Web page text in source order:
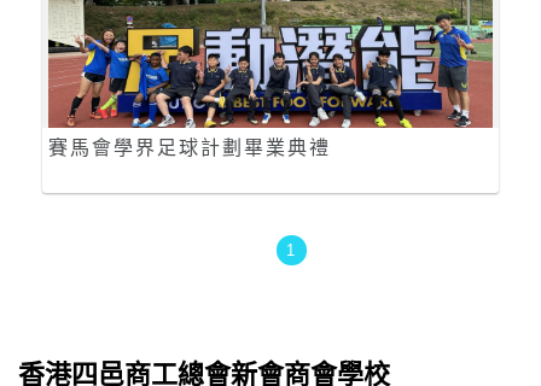
賽馬會學界足球計劃畢業典禮
1
香港四邑商工總會新會商會學校